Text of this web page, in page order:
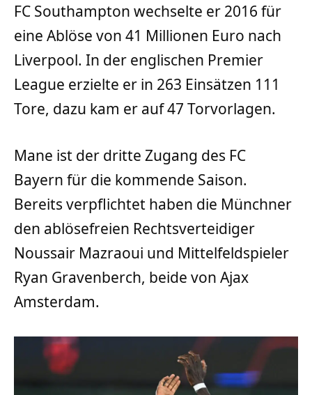
FC Southampton wechselte er 2016 für
eine Ablöse von 41 Millionen Euro nach
Liverpool. In der englischen Premier
League erzielte er in 263 Einsätzen 111
Tore, dazu kam er auf 47 Torvorlagen.
Mane ist der dritte Zugang des FC
Bayern für die kommende Saison.
Bereits verpflichtet haben die Münchner
den ablösefreien Rechtsverteidiger
Noussair Mazraoui und Mittelfeldspieler
Ryan Gravenberch, beide von Ajax
Amsterdam.